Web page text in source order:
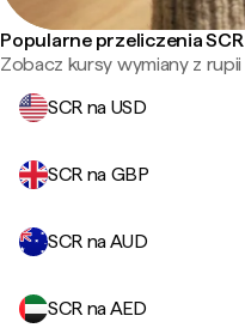
Popularne przeliczenia SCR
Zobacz kursy wymiany z
SCR na USD
SCR na GBP
SCR na AUD
SCR na AED